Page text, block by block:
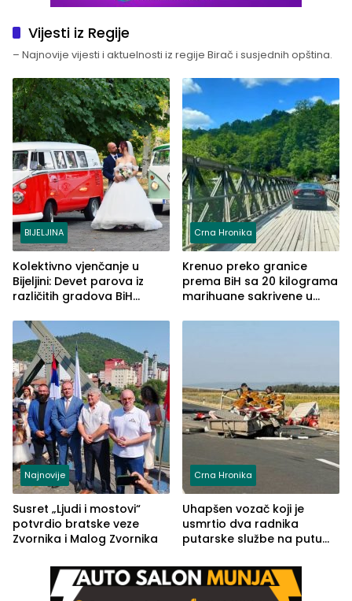
Vijesti iz Regije
– Najnovije vijesti i aktuelnosti iz regije Birač i susjednih opština.
BIJELJINA
Kolektivno vjenčanje u
Bijeljini: Devet parova iz
različitih gradova BiH
Crna Hronika
Krenuo preko granice
prema BiH sa 20 kilograma
marihuane sakrivene u
Najnovije
Susret „Ljudi i mostovi“
potvrdio bratske veze
Zvornika i Malog Zvornika
Crna Hronika
Uhapšen vozač koji je
usmrtio dva radnika
putarske službe na putu
(FOTO)